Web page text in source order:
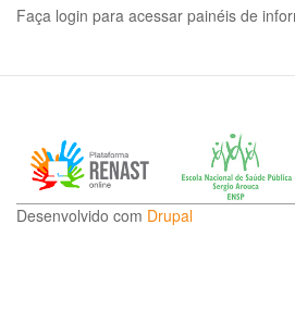
Faça login para acessar painéis de
Desenvolvido com Drupal